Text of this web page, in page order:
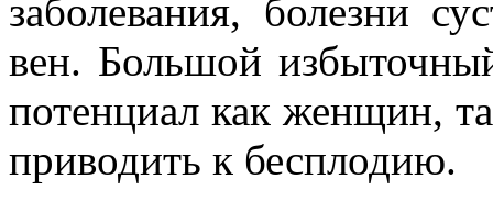
заболевания, болезни
вен. Большой
потенциал как женщин,
приводить к бесплодию.